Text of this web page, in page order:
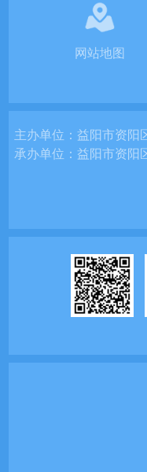
网站地图
主办单位：益阳市资阳
承办单位：益阳市资阳